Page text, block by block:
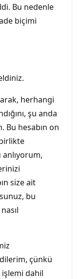
Bu nedenle
biçimi
herhangi
şu anda
Bu hesabın on
size ait
bu
çünkü
işlemi dahil